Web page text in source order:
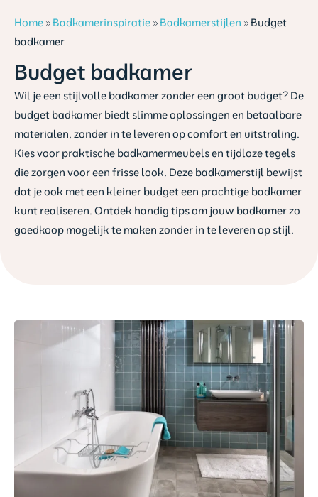
Home» Badkamerinspiratie» Badkamerstijlen » Budget
badkamer
Budget badkamer
Wil je een stijlvolle badkamer zonder een groot budget? De
budget badkamer biedt slimme oplossingen en betaalbare
materialen, zonder in te leveren op comfort en uitstraling.
Kies voor praktische badkamermeubels en tijdloze tegels
die zorgen voor een frisse look. Deze badkamerstijl bewijst
dat je ook met een kleiner budget een prachtige badkamer
kunt realiseren. Ontdek handig tips om jouw badkamer zo
goedkoop mogelijk te maken zonder in te leveren op stijl.